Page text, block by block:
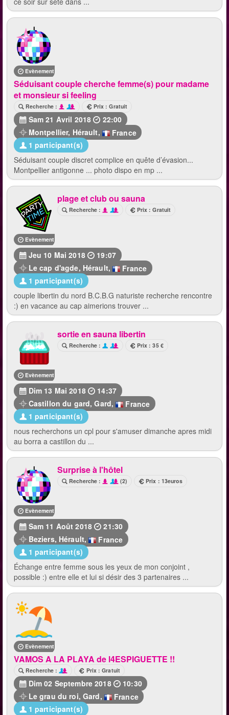
Evènement terminé
Séduisant couple cherche femme(s) pour madame
et monsieur si feeling
Recherche : Prix : Gratuit
Sam 21 Avril 2018
22:00
Montpellier, Hérault,
France
1 participant(s)
Séduisant couple discret complice en quête d’évasion...
Montpellier antigonne ... photo dispo en mp ...
Evènement terminé
plage et club ou sauna
Recherche : Prix : Gratuit
Jeu 10 Mai 2018
19:07
Le cap d'agde, Hérault,
France
1 participant(s)
couple libertin du nord B.C.B.G naturiste recherche rencontre
:) en vacance au cap aimerions trouver ...
Evènement terminé
sortie en sauna libertin
Recherche : Prix : 35 €
Dim 13 Mai 2018
14:37
Castillon du gard,Gard,
France
1 participant(s)
nous recherchons un cpl pour s'amuser dimanche apres midi
au borra a castillon du ...
Evènement terminé
Surprise à l'hôtel
Recherche : (2) Prix : 13euros
Sam 11 Août 2018
21:30
Beziers, Hérault,
France
1 participant(s)
Échange entre femme sous les yeux de mon conjoint ,
possible :) entre elle et lui si désir des 3 partenaires ...
Evènement terminé
VAMOS A LA PLAYA de l4ESPIGUETTE !!
Recherche : Prix : Gratuit
Dim 02 Septembre 2018
10:30
Le grau du roi,Gard,
France
1 participant(s)